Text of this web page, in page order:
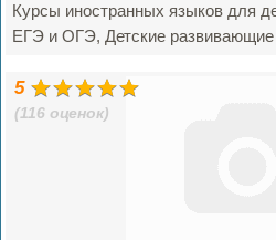
Курсы иностранных языков для
ЕГЭ и ОГЭ, Детские
5
(116 оценок)